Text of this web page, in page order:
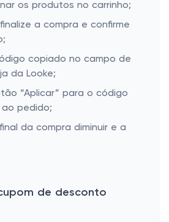
os produtos no carrinho;
a compra e confirme
copiado no campo de
da Looke;
“Aplicar” para o código
pedido;
da compra diminuir e a
de desconto